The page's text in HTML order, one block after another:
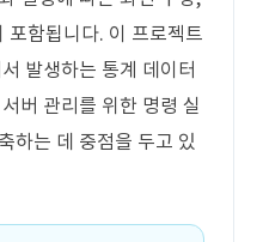
포함됩니다. 이 프로젝트
발생하는 통계 데이터
버 관리를 위한 명령 실
하는 데 중점을 두고 있